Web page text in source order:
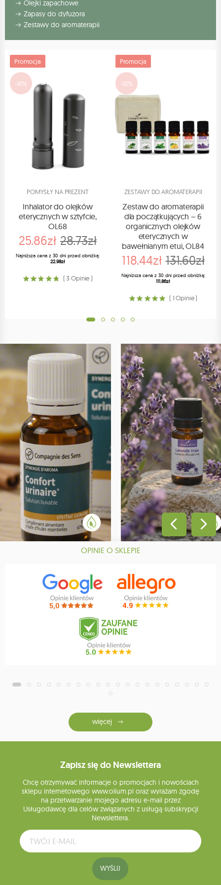
Olejki zapachowe
Zapasy do dyfuzora
Zestawy do aromaterapii
Promocja
-10%
POMYSŁY NA PREZENT
Inhalator do olejków
eterycznych w sztyfcie,
OL68
25.86zł 28.73zł
Najniższa cena z 30 dni przed obniżką:
22.98zł
( 3 Opinie )
Promocja
-10%
ZESTAWY DO AROMATERAPII
Zestaw do aromaterapii
dla początkujących – 6
organicznych olejków
eterycznych w
bawełnianym etui, OL84
118.44zł 131.60zł
Najniższa cena z 30 dni przed obniżką:
111.86zł
( 1 Opinie )
OPINIE O SKLEPIE
więcej
Zapisz się do Newslettera
Chcę otrzymywać informacje o promocjach i nowościach
sklepu internetowego www.olium.pl oraz wyrażam zgodę
na przetwarzanie mojego adresu e-mail przez
Usługodawcę dla celów związanych z usługą subskrypcji
Newslettera.
WYŚLIJ